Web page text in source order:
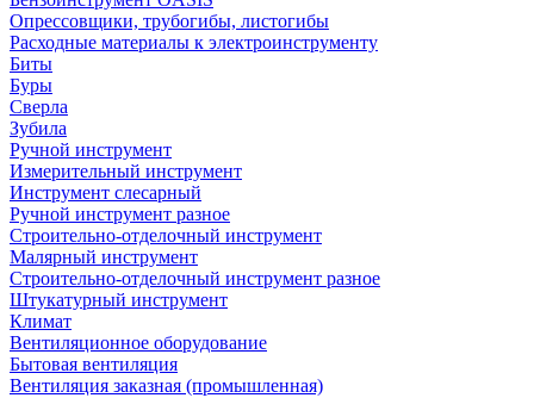
Опрессовщики, трубогибы, листогибы
Расходные материалы к электроинструменту
Биты
Буры
Сверла
Зубила
Ручной инструмент
Измерительный инструмент
Инструмент слесарный
Ручной инструмент разное
Строительно-отделочный инструмент
Малярный инструмент
Строительно-отделочный инструмент разное
Штукатурный инструмент
Климат
Вентиляционное оборудование
Бытовая вентиляция
Вентиляция заказная (промышленная)